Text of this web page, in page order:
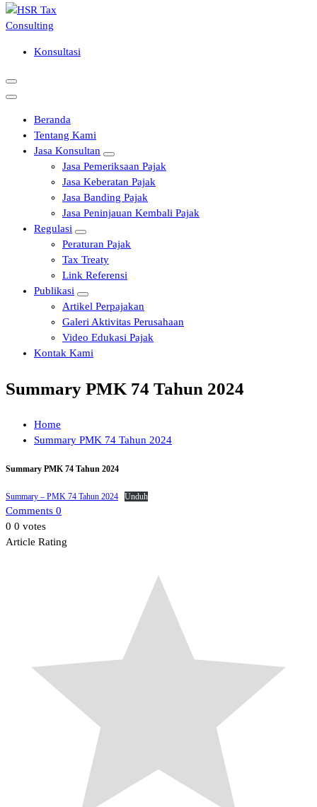
Konsultasi
Beranda
Tentang Kami
Jasa Konsultan
Jasa Pemeriksaan Pajak
Jasa Keberatan Pajak
Jasa Banding Pajak
Jasa Peninjauan Kembali Pajak
Regulasi
Peraturan Pajak
Tax Treaty
Link Referensi
Publikasi
Artikel Perpajakan
Galeri Aktivitas Perusahaan
Video Edukasi Pajak
Kontak Kami
Summary PMK 74 Tahun 2024
Home
Summary PMK 74 Tahun 2024
Summary PMK 74 Tahun 2024
Summary – PMK 74 Tahun 2024 Unduh
Comments 0
0 0 votes
Article Rating